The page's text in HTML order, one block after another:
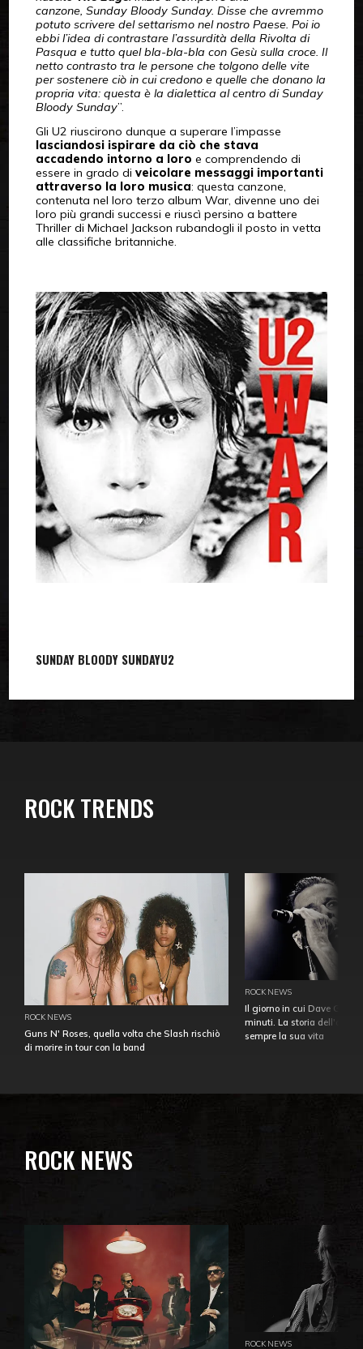
canzone, Sunday Bloody Sunday. Disse che avremmo
potuto scrivere del settarismo nel nostro Paese. Poi io
ebbi l’idea di contrastare l’assurdità della Rivolta di
Pasqua e tutto quel bla-bla-bla con Gesù sulla croce. Il
netto contrasto tra le persone che tolgono delle vite
per sostenere ciò in cui credono e quelle che donano la
propria vita: questa è la dialettica al centro di Sunday
Bloody Sunday”.
Gli U2 riuscirono dunque a superare l’impasse
lasciandosi ispirare da ciò che stava
accadendo intorno a loro e comprendendo di
essere in grado di veicolare messaggi importanti
attraverso la loro musica: questa canzone,
contenuta nel loro terzo album War, divenne uno dei
loro più grandi successi e riuscì persino a battere
Thriller di Michael Jackson rubandogli il posto in vetta
alle classifiche britanniche.
SUNDAY BLOODY SUNDAYU2
ROCK TRENDS
ROCK NEWS
Guns N' Roses, quella volta che Slash rischiò
di morire in tour con la band
ROCK NEWS
Il giorno in cui Dave
minuti. La storia
sempre la sua vita
ROCK NEWS
ROCK NEWS